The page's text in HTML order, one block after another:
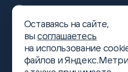
Хабр
Оставаясь на сайте,
высоглашаетесь
на использование
файлов и